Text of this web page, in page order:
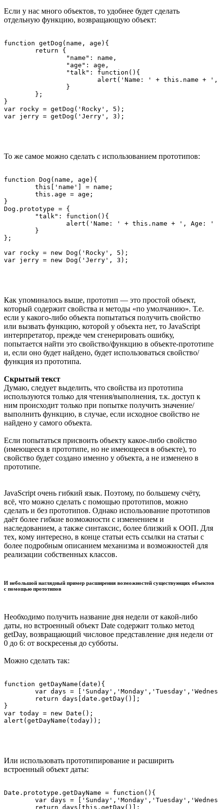
Если у нас много объектов, то удобнее будет сделать
отдельную функцию, возвращающую объект:
function getDog(name, age){
}
var rocky = getDog('Rocky', 5);
То же самое можно сделать с использованием прототипов:
function Dog(name, age){
}
Dog.prototype = {
};
var rocky = new Dog('Rocky', 5);
Как упоминалось выше, прототип — это простой объект,
который содержит свойства и методы «по умолчанию». Т.е.
если у какого-либо объекта попытаться получить свойство
или вызвать функцию, которой у объекта нет, то JavaScript
интерпретатор, прежде чем сгенерировать ошибку,
попытается найти это свойство/функцию в объекте-прототипе
и, если оно будет найдено, будет использоваться свойство/
функция из прототипа.
Скрытый текст
Думаю, следует выделить, что свойства из прототипа
используются только для чтения/выполнения, т.к. доступ к
ним происходит только при попытке получить значение/
выполнить функцию, в случае, если исходное свойство не
найдено у самого объекта.
Если попытаться присвоить объекту какое-либо свойство
(имеющееся в прототипе, но не имеющееся в объекте), то
свойство будет создано именно у объекта, а не изменено в
прототипе.
JavaScript очень гибкий язык. Поэтому, по большему счёту,
всё, что можно сделать с помощью прототипов, можно
сделать и без прототипов. Однако использование прототипов
даёт более гибкие возможности с изменением и
наследованием, а также синтаксис, более близкий к ООП. Для
тех, кому интересно, в конце статьи есть ссылки на статьи с
более подробным описанием механизма и возможностей для
реализации собственных классов.
И небольшой наглядный пример расширения возможностей существующих объектов
с помощью прототипов
Необходимо получить название дня недели от какой-либо
даты, но встроенный объект Date содержит только метод
getDay, возвращающий числовое представление дня недели от
0 до 6: от воскресенья до субботы.
Можно сделать так:
function getDayName(date){
}
var today = new Date();
Или использовать прототипирование и расширить
встроенный объект даты:
Date.prototype.getDayName = function(){